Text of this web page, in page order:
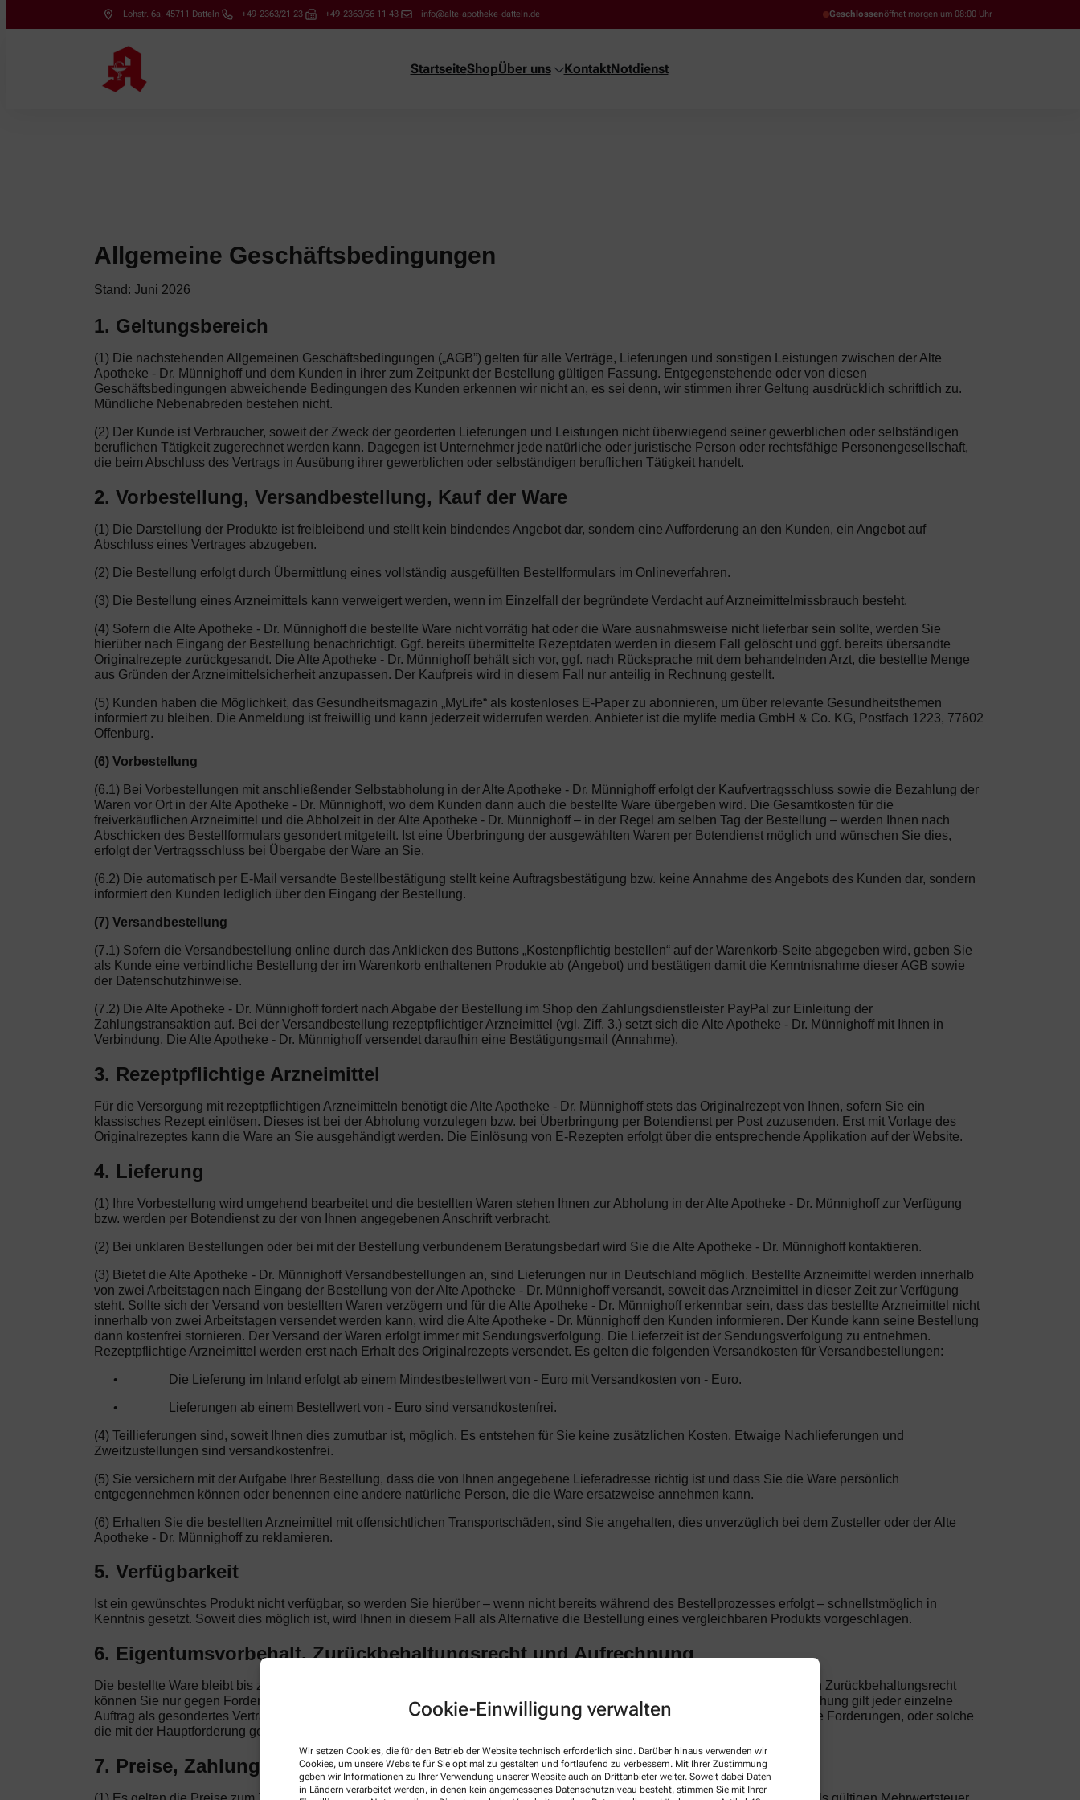
Cookie-Einwilligung verwalten
Wir setzen Cookies, die für den Betrieb der Website technisch erforderlich sind. Darüber hinaus verwenden wir
Cookies, um unsere Website für Sie optimal zu gestalten und fortlaufend zu verbessern. Mit Ihrer Zustimmung
geben wir Informationen zu Ihrer Verwendung unserer Website auch an Drittanbieter weiter. Soweit dabei Daten
in Ländern verarbeitet werden, in denen kein angemessenes Datenschutzniveau besteht, stimmen Sie mit Ihrer
Lohstr. 6a, 45711 Datteln +49-2363/21 23 +49-2363/56 11 43 info@alte-apotheke-datteln.de Geschlossenöffnet morgen um 08:00 Uhr
StartseiteShopÜber uns KontaktNotdienst
Allgemeine Geschäftsbedingungen
Stand: Juni 2026
1. Geltungsbereich
(1) Die nachstehenden Allgemeinen Geschäftsbedingungen („AGB”) gelten für alle Verträge, Lieferungen und sonstigen Leistungen zwischen der Alte
Apotheke - Dr. Münnighoff und dem Kunden in ihrer zum Zeitpunkt der Bestellung gültigen Fassung. Entgegenstehende oder von diesen
Geschäftsbedingungen abweichende Bedingungen des Kunden erkennen wir nicht an, es sei denn, wir stimmen ihrer Geltung ausdrücklich schriftlich zu.
Mündliche Nebenabreden bestehen nicht.
(2) Der Kunde ist Verbraucher, soweit der Zweck der georderten Lieferungen und Leistungen nicht überwiegend seiner gewerblichen oder selbständigen
beruflichen Tätigkeit zugerechnet werden kann. Dagegen ist Unternehmer jede natürliche oder juristische Person oder rechtsfähige Personengesellschaft,
die beim Abschluss des Vertrags in Ausübung ihrer gewerblichen oder selbständigen beruflichen Tätigkeit handelt.
2. Vorbestellung, Versandbestellung, Kauf der Ware
(1) Die Darstellung der Produkte ist freibleibend und stellt kein bindendes Angebot dar, sondern eine Aufforderung an den Kunden, ein Angebot auf
Abschluss eines Vertrages abzugeben.
(2) Die Bestellung erfolgt durch Übermittlung eines vollständig ausgefüllten Bestellformulars im Onlineverfahren.
(3) Die Bestellung eines Arzneimittels kann verweigert werden, wenn im Einzelfall der begründete Verdacht auf Arzneimittelmissbrauch besteht.
(4) Sofern die Alte Apotheke - Dr. Münnighoff die bestellte Ware nicht vorrätig hat oder die Ware ausnahmsweise nicht lieferbar sein sollte, werden Sie
hierüber nach Eingang der Bestellung benachrichtigt. Ggf. bereits übermittelte Rezeptdaten werden in diesem Fall gelöscht und ggf. bereits übersandte
Originalrezepte zurückgesandt. Die Alte Apotheke - Dr. Münnighoff behält sich vor, ggf. nach Rücksprache mit dem behandelnden Arzt, die bestellte Menge
aus Gründen der Arzneimittelsicherheit anzupassen. Der Kaufpreis wird in diesem Fall nur anteilig in Rechnung gestellt.
(5) Kunden haben die Möglichkeit, das Gesundheitsmagazin „MyLife“ als kostenloses E-Paper zu abonnieren, um über relevante Gesundheitsthemen
informiert zu bleiben. Die Anmeldung ist freiwillig und kann jederzeit widerrufen werden. Anbieter ist die mylife media GmbH & Co. KG, Postfach 1223, 77602
Offenburg.
(6) Vorbestellung
(6.1) Bei Vorbestellungen mit anschließender Selbstabholung in der Alte Apotheke - Dr. Münnighoff erfolgt der Kaufvertragsschluss sowie die Bezahlung der
Waren vor Ort in der Alte Apotheke - Dr. Münnighoff, wo dem Kunden dann auch die bestellte Ware übergeben wird. Die Gesamtkosten für die
freiverkäuflichen Arzneimittel und die Abholzeit in der Alte Apotheke - Dr. Münnighoff – in der Regel am selben Tag der Bestellung – werden Ihnen nach
Abschicken des Bestellformulars gesondert mitgeteilt. Ist eine Überbringung der ausgewählten Waren per Botendienst möglich und wünschen Sie dies,
erfolgt der Vertragsschluss bei Übergabe der Ware an Sie.
(6.2) Die automatisch per E-Mail versandte Bestellbestätigung stellt keine Auftragsbestätigung bzw. keine Annahme des Angebots des Kunden dar, sondern
informiert den Kunden lediglich über den Eingang der Bestellung.
(7) Versandbestellung
(7.1) Sofern die Versandbestellung online durch das Anklicken des Buttons „Kostenpflichtig bestellen“ auf der Warenkorb-Seite abgegeben wird, geben Sie
als Kunde eine verbindliche Bestellung der im Warenkorb enthaltenen Produkte ab (Angebot) und bestätigen damit die Kenntnisnahme dieser AGB sowie
der Datenschutzhinweise.
(7.2) Die Alte Apotheke - Dr. Münnighoff fordert nach Abgabe der Bestellung im Shop den Zahlungsdienstleister PayPal zur Einleitung der
Zahlungstransaktion auf. Bei der Versandbestellung rezeptpflichtiger Arzneimittel (vgl. Ziff. 3.) setzt sich die Alte Apotheke - Dr. Münnighoff mit Ihnen in
Verbindung. Die Alte Apotheke - Dr. Münnighoff versendet daraufhin eine Bestätigungsmail (Annahme).
3. Rezeptpflichtige Arzneimittel
Für die Versorgung mit rezeptpflichtigen Arzneimitteln benötigt die Alte Apotheke - Dr. Münnighoff stets das Originalrezept von Ihnen, sofern Sie ein
klassisches Rezept einlösen. Dieses ist bei der Abholung vorzulegen bzw. bei Überbringung per Botendienst per Post zuzusenden. Erst mit Vorlage des
Originalrezeptes kann die Ware an Sie ausgehändigt werden. Die Einlösung von E-Rezepten erfolgt über die entsprechende Applikation auf der Website.
4. Lieferung
(1) Ihre Vorbestellung wird umgehend bearbeitet und die bestellten Waren stehen Ihnen zur Abholung in der Alte Apotheke - Dr. Münnighoff zur Verfügung
bzw. werden per Botendienst zu der von Ihnen angegebenen Anschrift verbracht.
(2) Bei unklaren Bestellungen oder bei mit der Bestellung verbundenem Beratungsbedarf wird Sie die Alte Apotheke - Dr. Münnighoff kontaktieren.
(3) Bietet die Alte Apotheke - Dr. Münnighoff Versandbestellungen an, sind Lieferungen nur in Deutschland möglich. Bestellte Arzneimittel werden innerhalb
von zwei Arbeitstagen nach Eingang der Bestellung von der Alte Apotheke - Dr. Münnighoff versandt, soweit das Arzneimittel in dieser Zeit zur Verfügung
steht. Sollte sich der Versand von bestellten Waren verzögern und für die Alte Apotheke - Dr. Münnighoff erkennbar sein, dass das bestellte Arzneimittel nicht
innerhalb von zwei Arbeitstagen versendet werden kann, wird die Alte Apotheke - Dr. Münnighoff den Kunden informieren. Der Kunde kann seine Bestellung
dann kostenfrei stornieren. Der Versand der Waren erfolgt immer mit Sendungsverfolgung. Die Lieferzeit ist der Sendungsverfolgung zu entnehmen.
Rezeptpflichtige Arzneimittel werden erst nach Erhalt des Originalrezepts versendet. Es gelten die folgenden Versandkosten für Versandbestellungen:
• Die Lieferung im Inland erfolgt ab einem Mindestbestellwert von - Euro mit Versandkosten von - Euro.
• Lieferungen ab einem Bestellwert von - Euro sind versandkostenfrei.
(4) Teillieferungen sind, soweit Ihnen dies zumutbar ist, möglich. Es entstehen für Sie keine zusätzlichen Kosten. Etwaige Nachlieferungen und
Zweitzustellungen sind versandkostenfrei.
(5) Sie versichern mit der Aufgabe Ihrer Bestellung, dass die von Ihnen angegebene Lieferadresse richtig ist und dass Sie die Ware persönlich
entgegennehmen können oder benennen eine andere natürliche Person, die die Ware ersatzweise annehmen kann.
(6) Erhalten Sie die bestellten Arzneimittel mit offensichtlichen Transportschäden, sind Sie angehalten, dies unverzüglich bei dem Zusteller oder der Alte
Apotheke - Dr. Münnighoff zu reklamieren.
5. Verfügbarkeit
Ist ein gewünschtes Produkt nicht verfügbar, so werden Sie hierüber – wenn nicht bereits während des Bestellprozesses erfolgt – schnellstmöglich in
Kenntnis gesetzt. Soweit dies möglich ist, wird Ihnen in diesem Fall als Alternative die Bestellung eines vergleichbaren Produkts vorgeschlagen.
6. Eigentumsvorbehalt, Zurückbehaltungsrecht und Aufrechnung
Die bestellte Ware bleibt bis zur vollständigen Begleichung des Kaufpreises im Eigentum der Alte Apotheke - Dr. Münnighoff. Ein Zurückbehaltungsrecht
können Sie nur gegen Forderungen ausüben, die auf demselben Vertragsverhältnis beruhen. Im Falle laufender Geschäftsbeziehung gilt jeder einzelne
Auftrag als gesondertes Vertragsverhältnis. Nur von der Alte Apotheke - Dr. Münnighoff anerkannte oder rechtskräftig festgestellte Forderungen, oder solche
die mit der Hauptforderung gegenseitig verknüpft sind, berechtigen Sie zur Aufrechnung.
7. Preise, Zahlung